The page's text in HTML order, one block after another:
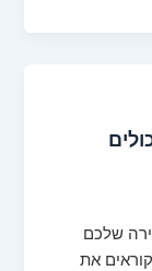
שלכם
את